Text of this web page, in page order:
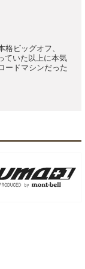
格ビッグオフ、
ていた以上に本気
ードマシンだった